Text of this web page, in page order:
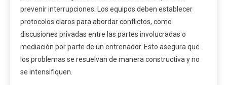
prevenir interrupciones. Los equipos deben establecer
protocolos claros para abordar conflictos, como
discusiones privadas entre las partes involucradas o
mediación por parte de un entrenador. Esto asegura que
los problemas se resuelvan de manera constructiva y no
se intensifiquen.